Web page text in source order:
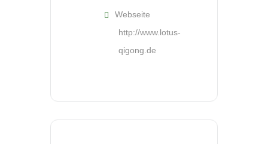
Webseite
http://www.lotus-
qigong.de